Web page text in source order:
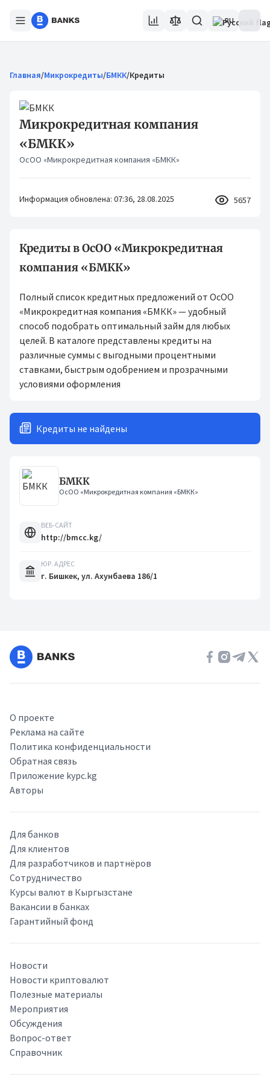
RU
Главная/Микрокредиты/БМКК/Кредиты
Микрокредитная компания
«БМКК»
ОсОО «Микрокредитная компания «БМКК»
Информация обновлена: 07:36, 28.08.2025 5657
Кредиты в ОсОО «Микрокредитная
компания «БМКК»
Полный список кредитных предложений от ОсОО
«Микрокредитная компания «БМКК» — удобный
способ подобрать оптимальный займ для любых
целей. В каталоге представлены кредиты на
различные суммы с выгодными процентными
ставками, быстрым одобрением и прозрачными
условиями оформления
Кредиты не найдены
БМКК
ОсОО «Микрокредитная компания «БМКК»
ВЕБ-САЙТ
http://bmcc.kg/
ЮР. АДРЕС
г. Бишкек, ул. Ахунбаева 186/1
О проекте
Реклама на сайте
Политика конфиденциальности
Обратная связь
Приложение kypc.kg
Авторы
Для банков
Для клиентов
Для разработчиков и партнёров
Сотрудничество
Курсы валют в Кыргызстане
Вакансии в банках
Гарантийный фонд
Новости
Новости криптовалют
Полезные материалы
Мероприятия
Обсуждения
Вопрос-ответ
Справочник